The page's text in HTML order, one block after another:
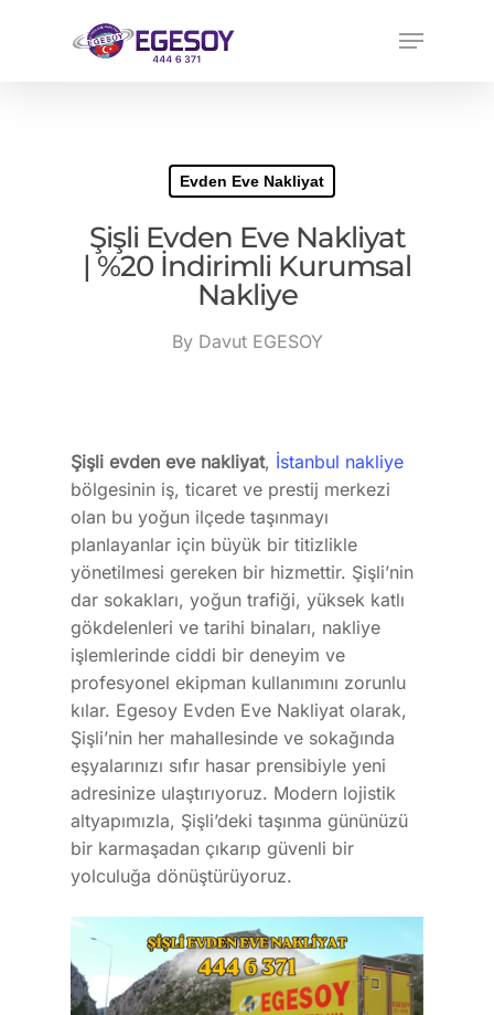
Evden Eve Nakliyat
Şişli Evden Eve Nakliyat
| %20 İndirimli Kurumsal
Nakliye
By Davut EGESOY
Şişli evden eve nakliyat, İstanbul nakliye
bölgesinin iş, ticaret ve prestij merkezi
olan bu yoğun ilçede taşınmayı
planlayanlar için büyük bir titizlikle
yönetilmesi gereken bir hizmettir. Şişli’nin
dar sokakları, yoğun trafiği, yüksek katlı
gökdelenleri ve tarihi binaları, nakliye
işlemlerinde ciddi bir deneyim ve
profesyonel ekipman kullanımını zorunlu
kılar. Egesoy Evden Eve Nakliyat olarak,
Şişli’nin her mahallesinde ve sokağında
eşyalarınızı sıfır hasar prensibiyle yeni
adresinize ulaştırıyoruz. Modern lojistik
altyapımızla, Şişli’deki taşınma gününüzü
bir karmaşadan çıkarıp güvenli bir
yolculuğa dönüştürüyoruz.